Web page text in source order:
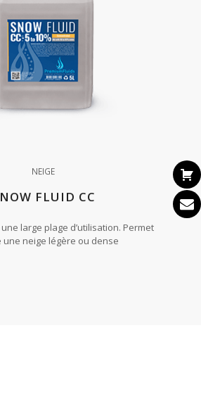
NEIGE
FLUID CC
large plage d’utilisation. Permet
une neige légère ou dense